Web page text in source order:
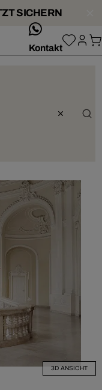
SICHERN
Kontakt
3D ANSICHT